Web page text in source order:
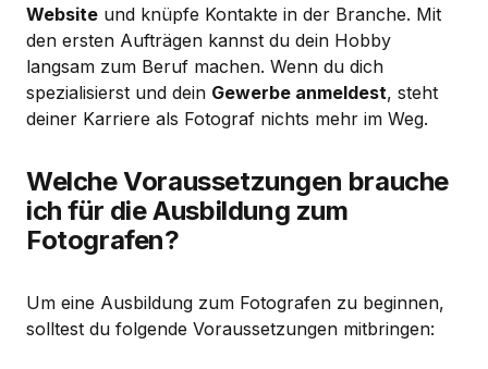
Website und knüpfe Kontakte in der Branche. Mit
den ersten Aufträgen kannst du dein Hobby
langsam zum Beruf machen. Wenn du dich
spezialisierst und dein Gewerbe anmeldest, steht
deiner Karriere als Fotograf nichts mehr im Weg.
Welche Voraussetzungen brauche
ich für die Ausbildung zum
Fotografen?
Um eine Ausbildung zum Fotografen zu beginnen,
solltest du folgende Voraussetzungen mitbringen: